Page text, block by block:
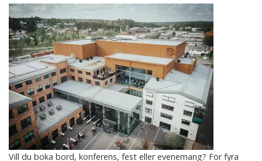
Vill du boka bord, konferens, fest eller evenemang? För fyra